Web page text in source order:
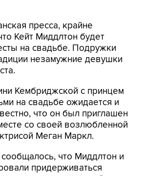
пресса, крайне
Кейт Миддлтон будет
на свадьбе. Подружки
незамужние девушки
Кембриджской с принцем
на свадьбе ожидается и
что он был приглашен
со своей возлюбленной
Меган Маркл.
что Миддлтон и
придерживаться